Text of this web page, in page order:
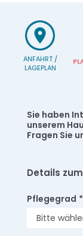
ANFAHRT /
LAGEPLAN
Sie haben
unserem
Fragen Sie
Details
Pflegegrad *